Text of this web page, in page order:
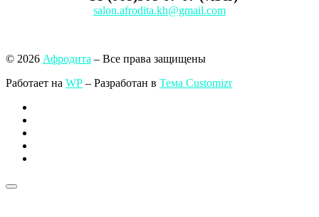
salon.afrodita.kh@gmail.com
© 2026 Афродита – Все права защищены
Работает на WP – Разработан в Тема Customizr